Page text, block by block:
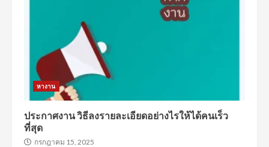
หางาน
ประกาศงาน วิธีลงรายละเอียดอย่างไรให้ได้คนเร็ว
ที่สุด
กรกฎาคม 15, 2025